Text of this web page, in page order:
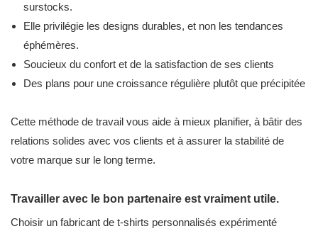
surstocks.
Elle privilégie les designs durables, et non les tendances
éphémères.
Soucieux du confort et de la satisfaction de ses clients
Des plans pour une croissance régulière plutôt que précipitée
Cette méthode de travail vous aide à mieux planifier, à bâtir des
relations solides avec vos clients et à assurer la stabilité de
votre marque sur le long terme.
Travailler avec le bon partenaire est vraiment utile.
Choisir un fabricant de t-shirts personnalisés expérimenté